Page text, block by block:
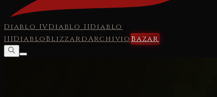
Diablo IVDiablo IIDiablo
IIIDiabloBlizzardArchivioBazar